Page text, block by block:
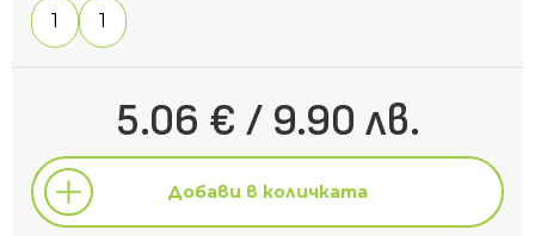
1 1
5.06 € / 9.90 лв.
Добави в количката